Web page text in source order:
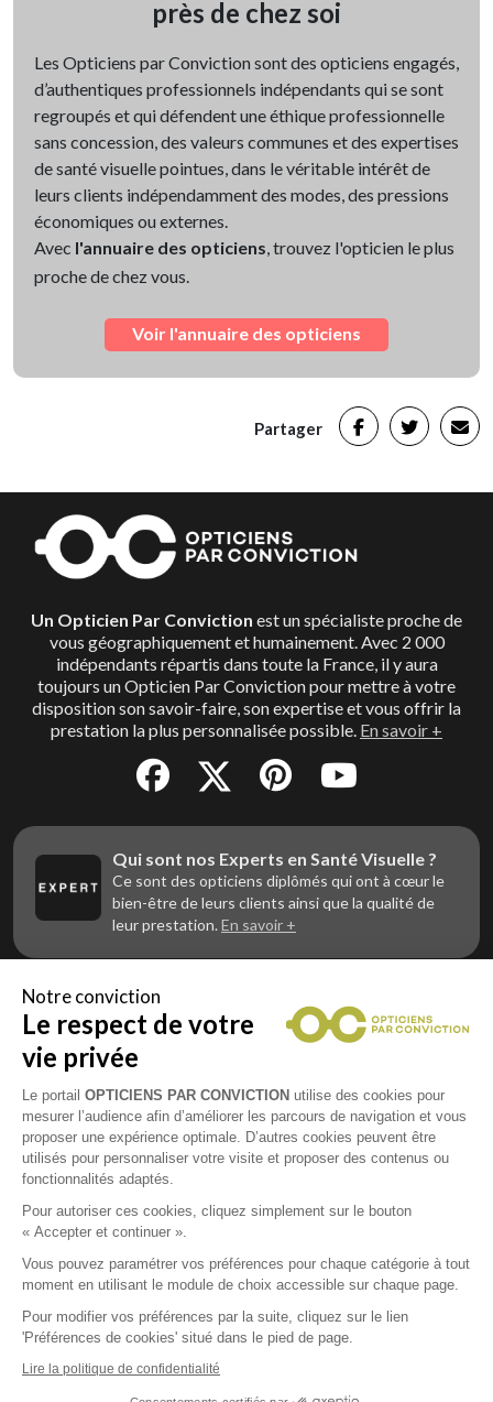
près de chez soi
Les Opticiens par Conviction sont des opticiens engagés,
d’authentiques professionnels indépendants qui se sont
regroupés et qui défendent une éthique professionnelle
sans concession, des valeurs communes et des expertises
de santé visuelle pointues, dans le véritable intérêt de
leurs clients indépendamment des modes, des pressions
économiques ou externes.
Avec l'annuaire des opticiens, trouvez l'opticien le plus
proche de chez vous.
Voir l'annuaire des opticiens
Partager
Un Opticien Par Conviction est un spécialiste proche de
vous géographiquement et humainement. Avec 2 000
indépendants répartis dans toute la France, il y aura
toujours un Opticien Par Conviction pour mettre à votre
disposition son savoir-faire, son expertise et vous offrir la
prestation la plus personnalisée possible. En savoir +
Qui sont nos Experts en Santé Visuelle ?
Ce sont des opticiens diplômés qui ont à cœur le
bien-être de leurs clients ainsi que la qualité de
leur prestation. En savoir +
Vous êtes un professionnel de la vue et
vous souhaitez nous rejoindre ?
Contactez Alliance Optic, la centrale d’achats et
d’accompagnement des opticiens indépendants
Contacts
Notre conviction
Le respect de votre
vie privée
Le portail OPTICIENS PAR CONVICTION utilise des cookies pour
mesurer l’audience afin d’améliorer les parcours de navigation et vous
proposer une expérience optimale. D’autres cookies peuvent être
utilisés pour personnaliser votre visite et proposer des contenus ou
fonctionnalités adaptés.
Pour autoriser ces cookies, cliquez simplement sur le bouton
« Accepter et continuer ».
Vous pouvez paramétrer vos préférences pour chaque catégorie à tout
moment en utilisant le module de choix accessible sur chaque page.
Pour modifier vos préférences par la suite, cliquez sur le lien
'Préférences de cookies' situé dans le pied de page.
Lire la politique de confidentialité